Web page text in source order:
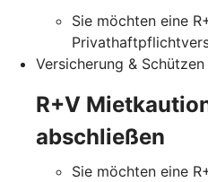
Sie möchten eine
Versicherung & Schützen
R+V
abschließen
Sie möchten eine